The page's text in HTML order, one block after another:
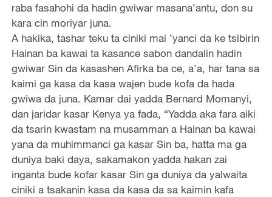
raba fasahohi da hadin gwiwar masana’antu, don su
kara cin moriyar juna.
A hakika, tashar teku ta ciniki mai ’yanci da ke tsibirin
Hainan ba kawai ta kasance sabon dandalin hadin
gwiwar Sin da kasashen Afirka ba ce, a’a, har tana sa
kaimi ga kasa da kasa wajen bude kofa da hada
gwiwa da juna. Kamar dai yadda Bernard Momanyi,
dan jaridar kasar Kenya ya fada, “Yadda aka fara aiki
da tsarin kwastam na musamman a Hainan ba kawai
yana da muhimmanci ga kasar Sin ba, hatta ma ga
duniya baki daya, sakamakon yadda hakan zai
inganta bude kofar kasar Sin ga duniya da yalwaita
ciniki a tsakanin kasa da kasa da sa kaimin kafa